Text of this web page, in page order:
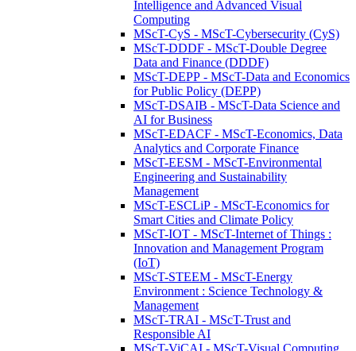
Intelligence and Advanced Visual
Computing
MScT-CyS - MScT-Cybersecurity (CyS)
MScT-DDDF - MScT-Double Degree
Data and Finance (DDDF)
MScT-DEPP - MScT-Data and Economics
for Public Policy (DEPP)
MScT-DSAIB - MScT-Data Science and
AI for Business
MScT-EDACF - MScT-Economics, Data
Analytics and Corporate Finance
MScT-EESM - MScT-Environmental
Engineering and Sustainability
Management
MScT-ESCLiP - MScT-Economics for
Smart Cities and Climate Policy
MScT-IOT - MScT-Internet of Things :
Innovation and Management Program
(IoT)
MScT-STEEM - MScT-Energy
Environment : Science Technology &
Management
MScT-TRAI - MScT-Trust and
Responsible AI
MScT-ViCAI - MScT-Visual Computing